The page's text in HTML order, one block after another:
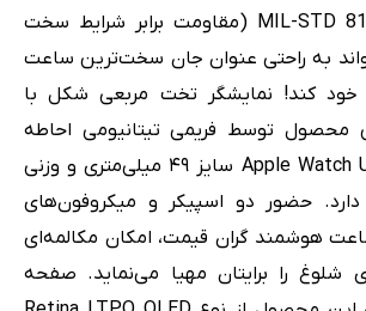
متر) و گواهی MIL-STD 810H (مقاومت برابر شرایط سخت
به راحتی عنوان جان سخت‌ترین ساعت
خود کند! نمایشگر تخت مربعی شکل با
محصول توسط فریمی تیتانیومی احاطه
شده است. Apple Watch Ultra 2 سایز ۴۹ میلی‌متری و وزنی
گرمی دارد. حضور دو اسپیکر و میکروفون‌های
هوشمند گران قیمت، امکان مکالمه‌ای
شلوغ را برایتان مهیا می‌نماید. صفحه